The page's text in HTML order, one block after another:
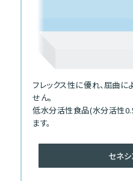
フレックス性に優れ、屈曲
せん。
低水分活性食品(水分活性
ます。
セネ